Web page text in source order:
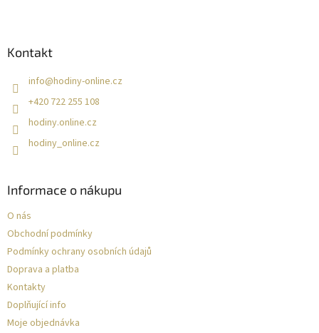
Kontakt
info@hodiny-online.cz
+420 722 255 108
hodiny.online.cz
hodiny_online.cz
Informace o nákupu
O nás
Obchodní podmínky
Podmínky ochrany osobních údajů
Doprava a platba
Kontakty
Doplňující info
Moje objednávka